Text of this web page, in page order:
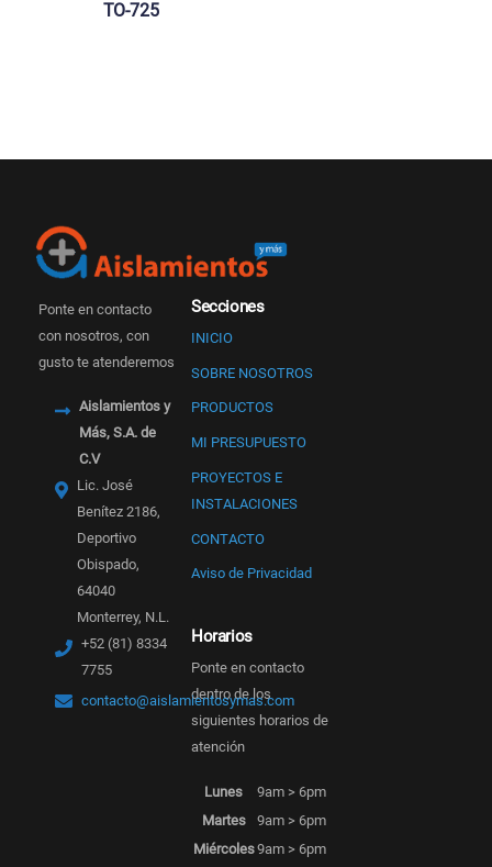
TO-725
Ponte en contacto
con nosotros, con
gusto te atenderemos
Aislamientos y
Más, S.A. de
C.V
Lic. José
Benítez 2186,
Deportivo
Obispado,
64040
Monterrey, N.L.
+52 (81) 8334
7755
contacto@aislamientosymas.com
Secciones
INICIO
SOBRE NOSOTROS
PRODUCTOS
MI PRESUPUESTO
PROYECTOS E
INSTALACIONES
CONTACTO
Aviso de Privacidad
Horarios
Ponte en contacto
dentro de los
siguientes horarios de
atención
Lunes
9am > 6pm
Martes
9am > 6pm
Miércoles9am > 6pm